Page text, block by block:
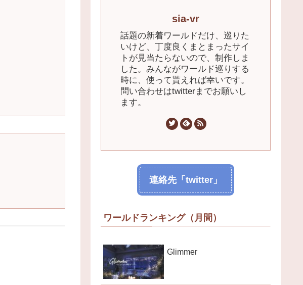
sia-vr
話題の新着ワールドだけ、巡りた
いけど、丁度良くまとまったサイ
トが見当たらないので、制作しま
した。みんながワールド巡りする
時に、使って貰えれば幸いです。
問い合わせはtwitterまでお願いし
ます。
連絡先「twitter」
ワールドランキング（月間）
Glimmer